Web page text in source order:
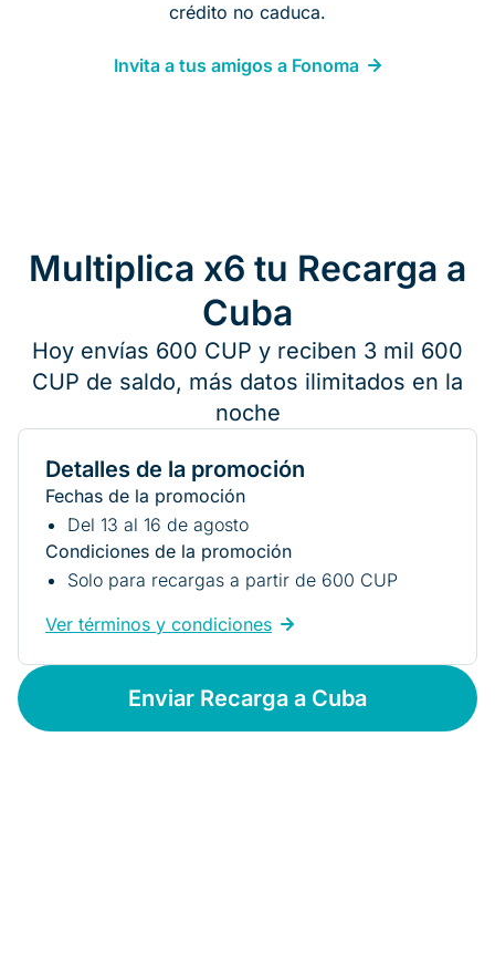
crédito no caduca.
Invita a tus amigos a Fonoma
Multiplica x6 tu Recarga a
Cuba
Hoy envías 600 CUP y reciben 3 mil 600
CUP de saldo, más datos ilimitados en la
noche
Detalles de la promoción
Fechas de la promoción
Del 13 al 16 de agosto
Condiciones de la promoción
Solo para recargas a partir de 600 CUP
Ver términos y condiciones
Enviar Recarga a Cuba